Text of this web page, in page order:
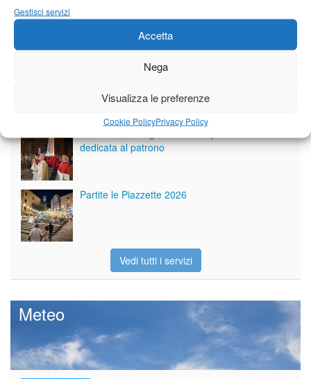
Gestisci servizi
Accetta
Nega
Visualizza le preferenze
Cookie PolicyPrivacy Policy
Tutto bene per la rievocazione della corsa
dedicata al patrono
Partite le Piazzette 2026
Vedi tutti i servizi
Meteo